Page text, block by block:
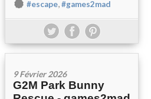
#escape,#games2mad
9 Février 2026
G2M Park Bunny